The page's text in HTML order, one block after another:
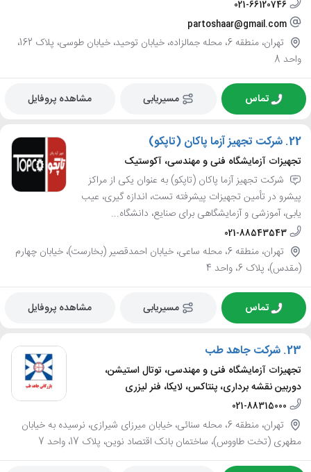
021-66120746
partoshaar@gmail.com
تهران، منطقه 6، محله جمالزاده، خیابان توحید، خیابان طوسی، پلاک 162،
واحد 8
تماس مسیریابی مشاهده پروفایل
22. شرکت تجهیز آزما پاکان (تاپکو)
تجهیزات آزمایشگاه فنی و مهندسی، آکوستیک
شرکت تجهیز آزما پاکان (تاپکو) به عنوان یکی از مراکز
پیشرو در تأمین تجهیزات پیشرفته تست، اندازه گیری، عیب
یابی، آموزشی و آزمایشگاهی برای صنایع، دانشگاه...
021-88543543
تهران، منطقه 6، محله ساعی، خیابان احمدقصیر (بخارست)، خیابان چهارم
(مقدس)، پلاک 6، واحد 4
تماس مسیریابی مشاهده پروفایل
23. شرکت جاهد طب
تجهیزات آزمایشگاه فنی و مهندسی، توتال استیشن،
دوربین نقشه برداری، پنتاکس، لایکا، فنر لیزری
021-88315000
تهران، منطقه 6، محله سنائی، خیابان میرزای شیرازی، نرسیده به خیابان
مطهری (تخت طاووس)، ساختمان بانک اقتصاد نوین، پلاک 17، واحد 7